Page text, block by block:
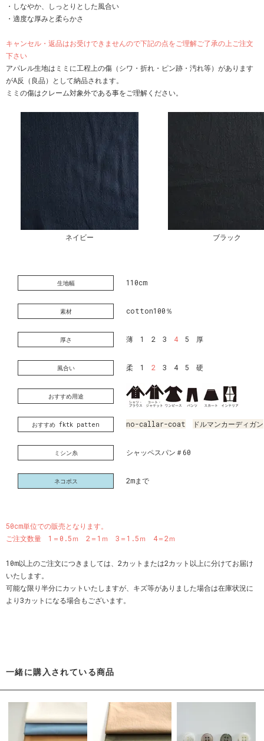
・しなやか、しっとりとした風合い
・適度な厚みと柔らかさ
キャンセル・返品はお受けできませんので下記の点をご理解ご了承の上ご注文
下さい
アパレル生地はミミに工程上の傷（シワ・折れ・ピン跡・汚れ等）があります
がA反（良品）として納品されます。
ミミの傷はクレーム対象外である事をご理解ください。
ネイビー ブラック
生地幅 110cm
素材 cotton100％
厚さ 薄 1 2 3 4 5 厚
風合い 柔 1 2 3 4 5 硬
おすすめ用途
おすすめ fktk patten no-callar-coat ドルマンカーディガン
ミシン糸 シャッペスパン＃60
ネコポス 2mまで
50cm単位での販売となります。
ご注文数量 1＝0.5ｍ 2＝1ｍ 3＝1.5ｍ 4＝2ｍ
10m以上のご注文につきましては、2カットまたは2カット以上に分けてお届け
いたします。
可能な限り半分にカットいたしますが、キズ等がありました場合は在庫状況に
より3カットになる場合もございます。
一緒に購入されている商品